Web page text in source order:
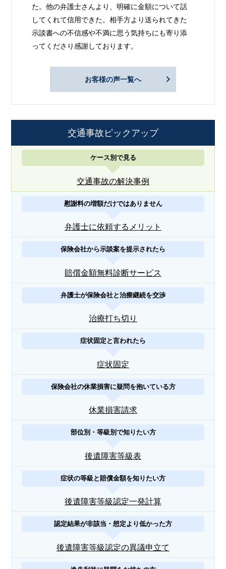
た。他の弁護士さんより、明確に金額について話
してくれて信用できた。相手方より送られてきた
示談書への不信感や不満に思う気持ちにも寄り添
ってくださり感謝しております。
お客様の声一覧へ
交通事故ピックアップ
ケース別で見る
交通事故の解決事例
慰謝料の増額だけではありません
弁護士に依頼するメリット
保険会社から示談案を提示されたら
賠償金額無料診断サービス
弁護士が保険会社と治療継続を交渉
治療打ち切り
症状固定と言われたら
症状固定
保険会社の休業損害に疑問を抱いている方
休業損害請求
部位別・等級別で知りたい方
後遺障害等級表
症状の等級と賠償金額を知りたい方
後遺障害等級認定一発計算
認定結果が非該当・想定より低かった方
後遺障害等級認定の異議申立て